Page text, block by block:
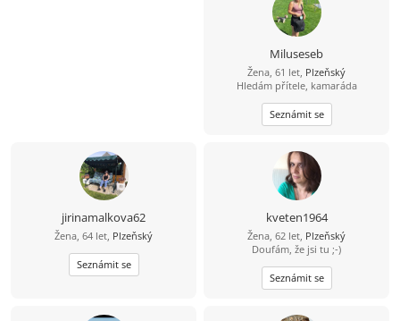
Miluseseb
Žena, 61 let, Plzeňský
Hledám přítele, kamaráda
Seznámit se
jirinamalkova62
Žena, 64 let, Plzeňský
Seznámit se
kveten1964
Žena, 62 let, Plzeňský
Doufám, že jsi tu ;-)
Seznámit se